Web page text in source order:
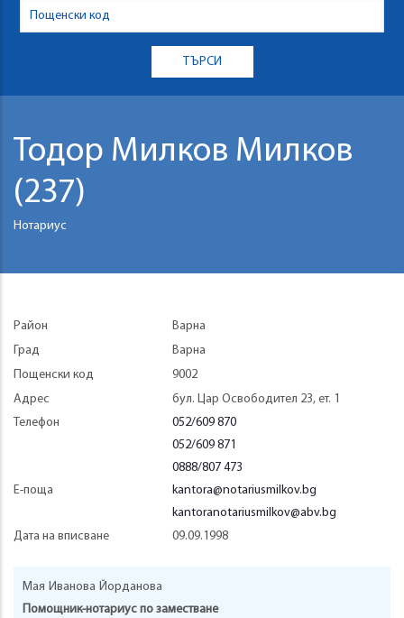
Тодор Милков Милков
(237)
Нотариус
Район
Варна
Град
Варна
Пощенски код
9002
Адрес
бул. Цар Освободител 23, ет. 1
Телефон
052/609 870
052/609 871
0888/807 473
Е-поща
kantora@notariusmilkov.bg
kantoranotariusmilkov@abv.bg
Дата на вписване
09.09.1998
Мая Иванова Йорданова
Помощник-нотариус по заместване